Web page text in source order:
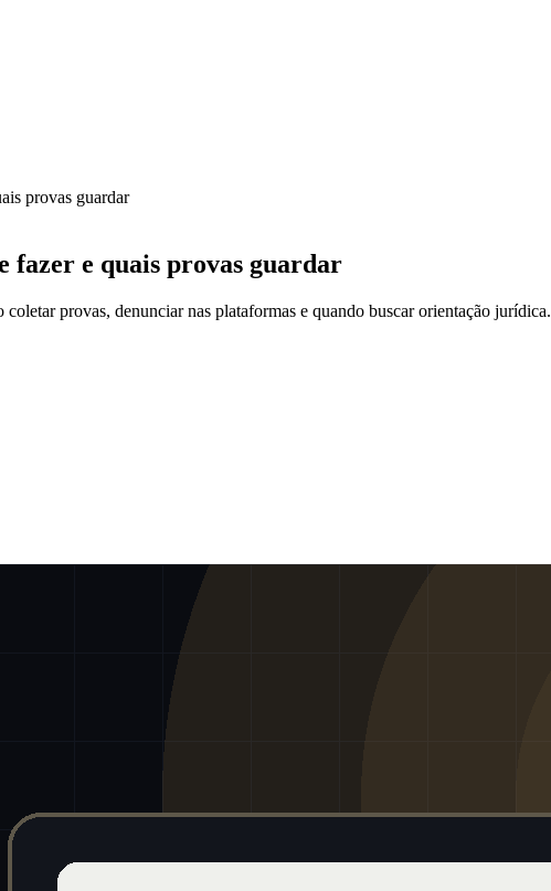
provas guardar
fazer e quais provas guardar
provas, denunciar nas plataformas e quando buscar orientação jurídica.